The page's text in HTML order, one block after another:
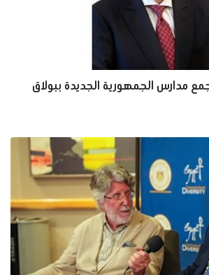
مدارس الجمهورية الجديدة ببولاق